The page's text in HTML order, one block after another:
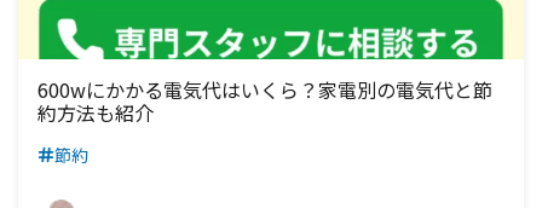
600wにかかる電気代はいくら？家電別の電気代と節
約方法も紹介
節約